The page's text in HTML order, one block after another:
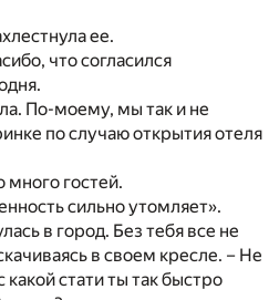
ее.
что согласился
По-моему, мы так и не
по случаю открытия отеля
гостей.
сильно утомляет».
в город. Без тебя все не
в своем кресле. – Не
стати ты так быстро